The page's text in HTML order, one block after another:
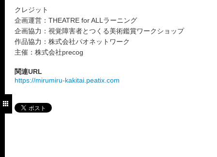
クレジット
企画運営：THEATRE for ALLラーニング
企画協力：視覚障害者とつくる美術鑑賞ワークショップ
作品協力：株式会社パオネットワーク
主催：株式会社precog
関連URL
https://mirumiru-kakitai.peatix.com